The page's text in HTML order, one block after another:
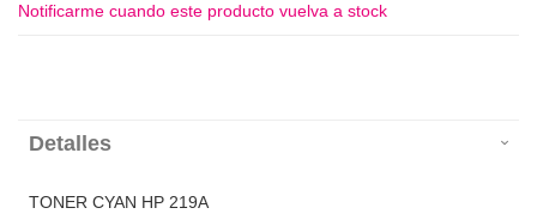
Notificarme cuando este producto vuelva a stock
Detalles
TONER CYAN HP 219A